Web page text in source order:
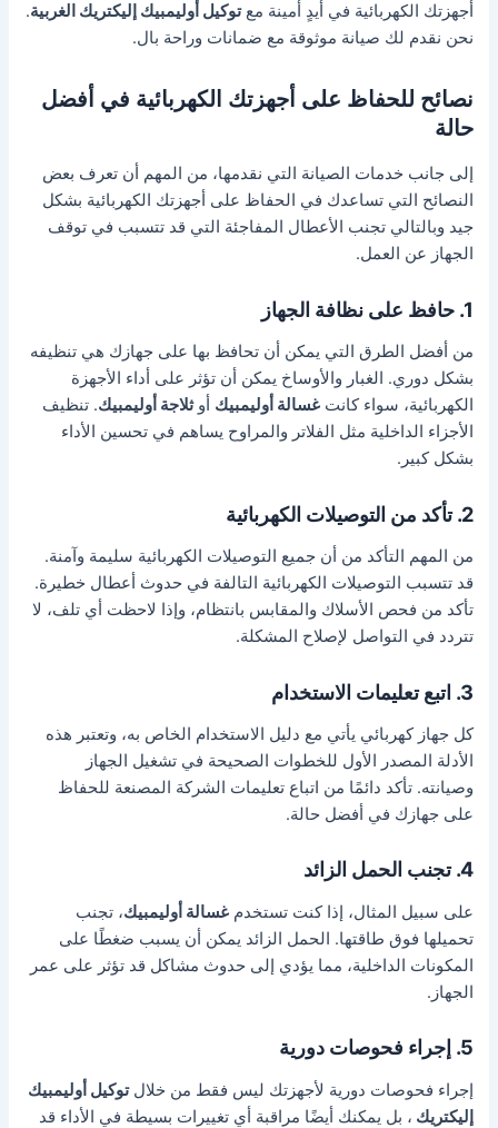
أجهزتك الكهربائية في أيدٍ أمينة معتوكيل أوليمبيك إليكتريك الغربية.
نحن نقدم لك صيانة موثوقة مع ضمانات وراحة بال.
نصائح للحفاظ على أجهزتك الكهربائية في أفضل
حالة
إلى جانب خدمات الصيانة التي نقدمها، من المهم أن تعرف بعض
النصائح التي تساعدك في الحفاظ على أجهزتك الكهربائية بشكل
جيد وبالتالي تجنب الأعطال المفاجئة التي قد تتسبب في توقف
الجهاز عن العمل.
1. حافظ على نظافة الجهاز
من أفضل الطرق التي يمكن أن تحافظ بها على جهازك هي تنظيفه
بشكل دوري. الغبار والأوساخ يمكن أن تؤثر على أداء الأجهزة
الكهربائية، سواء كانتغسالة أوليمبيك أوثلاجة أوليمبيك. تنظيف
الأجزاء الداخلية مثل الفلاتر والمراوح يساهم في تحسين الأداء
بشكل كبير.
2. تأكد من التوصيلات الكهربائية
من المهم التأكد من أن جميع التوصيلات الكهربائية سليمة وآمنة.
قد تتسبب التوصيلات الكهربائية التالفة في حدوث أعطال خطيرة.
تأكد من فحص الأسلاك والمقابس بانتظام، وإذا لاحظت أي تلف، لا
تتردد في التواصل لإصلاح المشكلة.
3. اتبع تعليمات الاستخدام
كل جهاز كهربائي يأتي مع دليل الاستخدام الخاص به، وتعتبر هذه
الأدلة المصدر الأول للخطوات الصحيحة في تشغيل الجهاز
وصيانته. تأكد دائمًا من اتباع تعليمات الشركة المصنعة للحفاظ
على جهازك في أفضل حالة.
4. تجنب الحمل الزائد
على سبيل المثال، إذا كنت تستخدمغسالة أوليمبيك، تجنب
تحميلها فوق طاقتها. الحمل الزائد يمكن أن يسبب ضغطًا على
المكونات الداخلية، مما يؤدي إلى حدوث مشاكل قد تؤثر على عمر
الجهاز.
5. إجراء فحوصات دورية
إجراء فحوصات دورية لأجهزتك ليس فقط من خلالتوكيل أوليمبيك
إليكتريك ، بل يمكنك أيضًا مراقبة أي تغييرات بسيطة في الأداء قد